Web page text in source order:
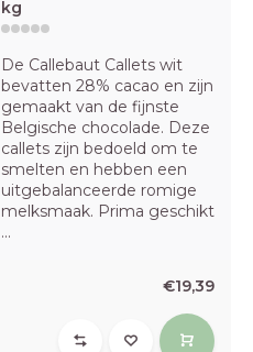
kg
De Callebaut Callets wit
bevatten 28% cacao en zijn
gemaakt van de fijnste
Belgische chocolade. Deze
callets zijn bedoeld om te
smelten en hebben een
uitgebalanceerde romige
melksmaak. Prima geschikt
...
€19,39